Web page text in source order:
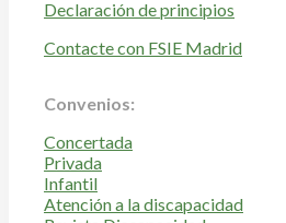
Declaración de principios
Contacte con FSIE Madrid
Convenios:
Concertada
Privada
Infantil
Atención a la discapacidad